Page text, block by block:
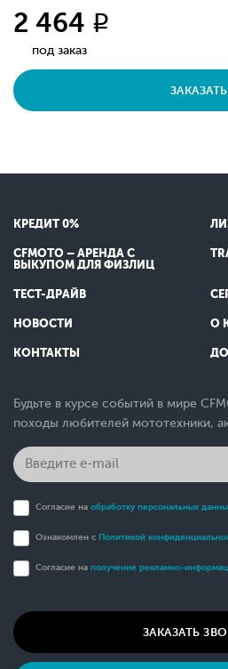
2 464 q
под заказ
ЗАКАЗАТЬ
КРЕДИТ 0%
CFMOTO – АРЕНДА С
ВЫКУПОМ ДЛЯ ФИЗЛИЦ
ТЕСТ-ДРАЙВ
НОВОСТИ О
КОНТАКТЫ
Будьте в курсе событий в мире
походы любителей мототехники,
Согласие на обработку персональных
Ознакомлен с Политикой
Согласие на получение рекламно-
ЗАКАЗАТЬ